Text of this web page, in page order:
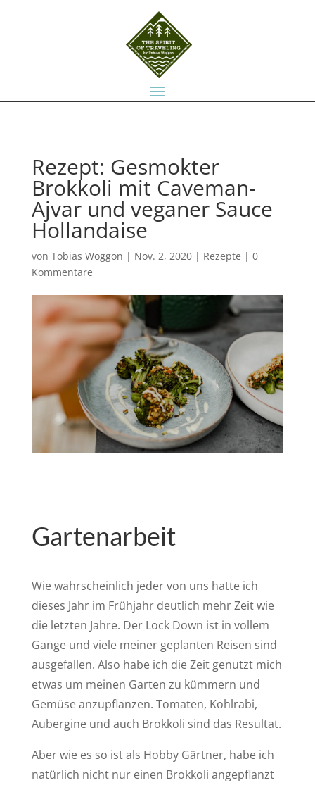
Rezept: Gesmokter
Brokkoli mit Caveman-
Ajvar und veganer Sauce
Hollandaise
von Tobias Woggon | Nov. 2, 2020| Rezepte | 0
Kommentare
Gartenarbeit
Wie wahrscheinlich jeder von uns hatte ich
dieses Jahr im Frühjahr deutlich mehr Zeit wie
die letzten Jahre. Der Lock Down ist in vollem
Gange und viele meiner geplanten Reisen sind
ausgefallen. Also habe ich die Zeit genutzt mich
etwas um meinen Garten zu kümmern und
Gemüse anzupflanzen. Tomaten, Kohlrabi,
Aubergine und auch Brokkoli sind das Resultat.
Aber wie es so ist als Hobby Gärtner, habe ich
natürlich nicht nur einen Brokkoli angepflanzt